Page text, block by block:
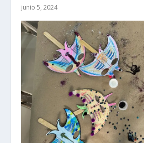
junio 5, 2024